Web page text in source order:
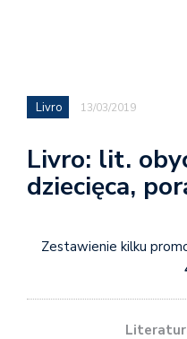
Livro 13/03/2019
Livro: lit.
dziecięca,
Zestawienie kilku